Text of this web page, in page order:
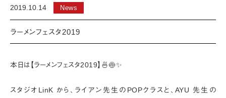
n
2019.10.14 News
ラーメンフェスタ2019
本日は【ラーメンフェスタ2019】🍜🍥✨
スタジオLinK から、ライアン先生のPOPクラスと、AYU 先生の